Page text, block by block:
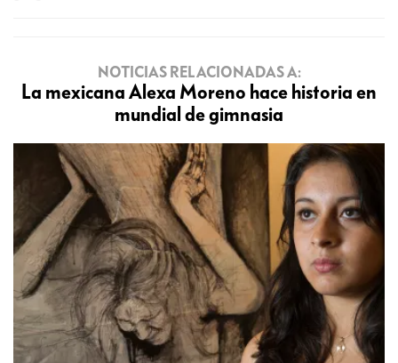
NOTICIAS RELACIONADAS A:
La mexicana Alexa Moreno hace historia en
mundial de gimnasia